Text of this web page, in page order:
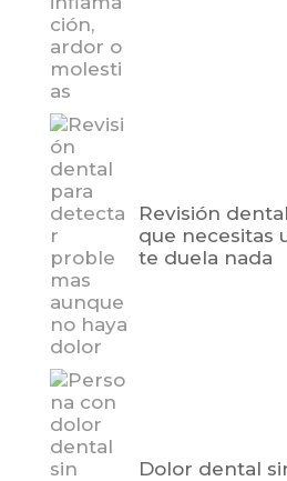
Revisión
que necesitas
te duela nada
Dolor dental